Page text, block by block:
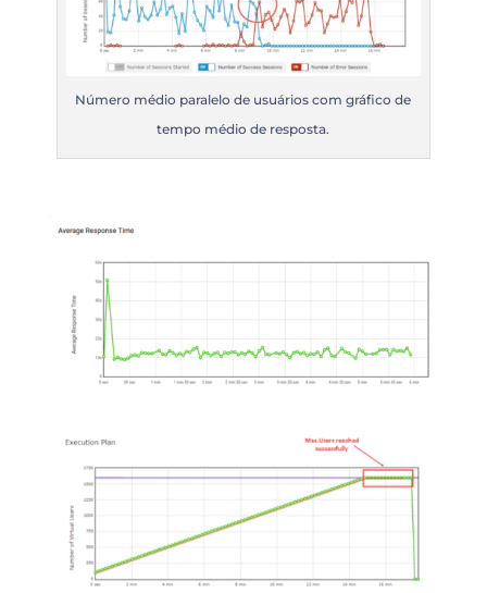
Número médio paralelo de usuários com gráfico de
tempo médio de resposta.